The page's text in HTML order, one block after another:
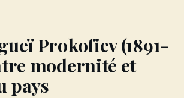
Prokofiev (1891-
modernité et
pays